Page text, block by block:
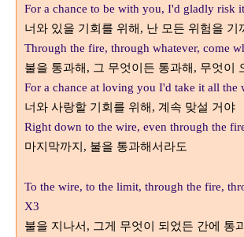
For a chance to be with you, I'd gladly risk
너와 있을 기회를 위해, 난 모든 위험을 기
Through the fire, through whatever, come
불을 통과해, 그 무엇이든 통과해, 무엇이
For a chance at loving you I'd take it all the
너와 사랑할 기회를 위해, 계속 맞설 거야
Right down to the wire, even through the
마지막까지, 불을 통과해서라도
To the wire, to the limit, through the fire,
X3
불을 지나서, 그게 무엇이 되었든 간에 통